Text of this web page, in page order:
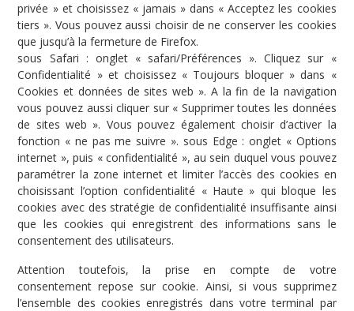
privée » et choisissez « jamais » dans « Acceptez les cookies
tiers ». Vous pouvez aussi choisir de ne conserver les cookies
que jusqu’à la fermeture de Firefox.
sous Safari : onglet « safari/Préférences ». Cliquez sur «
Confidentialité » et choisissez « Toujours bloquer » dans «
Cookies et données de sites web ». A la fin de la navigation
vous pouvez aussi cliquer sur « Supprimer toutes les données
de sites web ». Vous pouvez également choisir d’activer la
fonction « ne pas me suivre ». sous Edge : onglet « Options
internet », puis « confidentialité », au sein duquel vous pouvez
paramétrer la zone internet et limiter l’accès des cookies en
choisissant l’option confidentialité « Haute » qui bloque les
cookies avec des stratégie de confidentialité insuffisante ainsi
que les cookies qui enregistrent des informations sans le
consentement des utilisateurs.
Attention toutefois, la prise en compte de votre
consentement repose sur cookie. Ainsi, si vous supprimez
l’ensemble des cookies enregistrés dans votre terminal par